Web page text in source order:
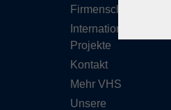
Firmenschulungen
Internationale
Projekte
Kontakt
Mehr VHS
Unsere